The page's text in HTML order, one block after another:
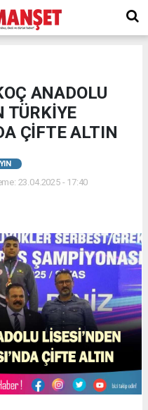
ANADOLU
TÜRKİYE
ÇİFTE ALTIN
23.04.2025 - 17:40